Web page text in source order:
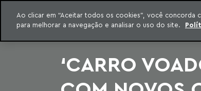
para o conteúdo
Machado Meyer
INTELIGÊNCIA
CONTEÚDO EXCLUSIVO MACHADO MEYER
‘CARRO
Ao clicar em “Aceitar todos os cookies”, você
para melhorar a navegação e analisar o uso do site.